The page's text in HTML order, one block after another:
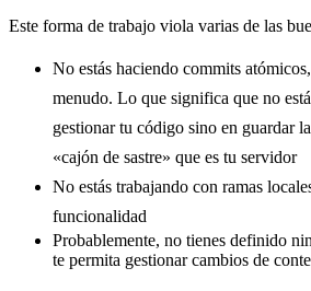
Este forma de trabajo viola varias de las
No estás haciendo commits
menudo. Lo que significa que no
gestionar tu código sino en guardar
«cajón de sastre» que es tu servidor
No estás trabajando con ramas
funcionalidad
Probablemente, no tienes definido
te permita gestionar cambios de